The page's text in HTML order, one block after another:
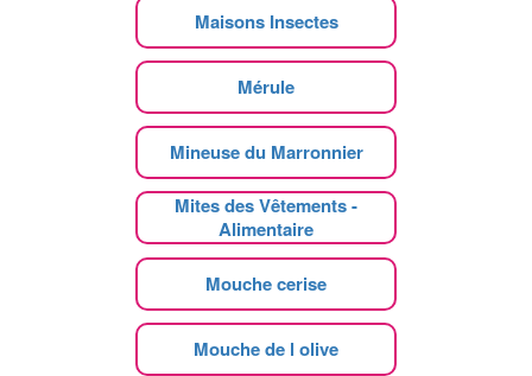
Maisons Insectes
Mérule
Mineuse du Marronnier
Mites des Vêtements -
Alimentaire
Mouche cerise
Mouche de l olive